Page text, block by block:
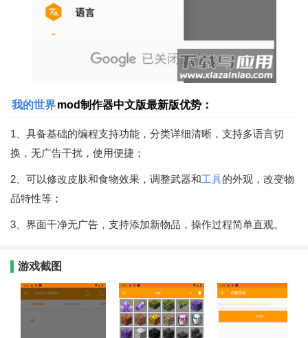
我的世界mod制作器中文版最新版优势：
1、具备基础的编程支持功能，分类详细清晰，支持多语言切
换，无广告干扰，使用便捷；
2、可以修改皮肤和食物效果，调整武器和工具的外观，改变物
品特性等；
3、界面干净无广告，支持添加新物品，操作过程简单直观。
游戏截图